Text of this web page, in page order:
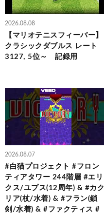
2026.08.08
【マリオテニスフィーバー】
クラシックダブルス レート
3127, 5位～ 記録用
2026.08.07
#白猫プロジェクト #フロン
ティアタワー 244階層 #エリ
クス/ユプス(12周年) & #カク
リア(杖/水着) & #フラン(鎖
剣/水着) & #ファクティス #